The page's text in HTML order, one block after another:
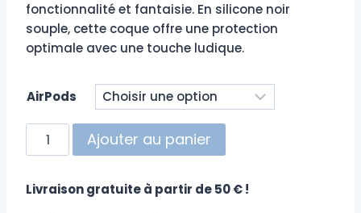
fonctionnalité et fantaisie. En silicone noir
souple, cette coque offre une protection
optimale avec une touche ludique.
AirPods
quantité
de
AirPods
Ajouter au panier
Livraison gratuite à partir de 50 € !